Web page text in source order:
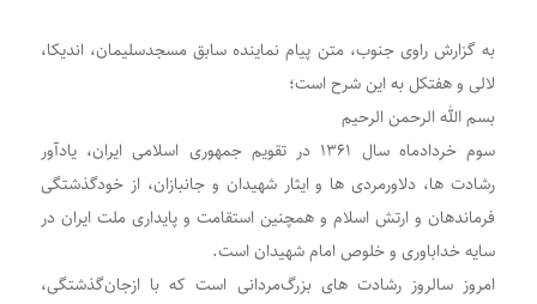
به گزارش راوی جنوب، متن پیام نماینده سابق مسجدسلیمان، اندیکا،
لالی و هفتکل به این شرح است؛
بسم الله الرحمن الرحیم
سوم خردادماه سال ۱۳۶۱ در تقویم جمهوری اسلامی ایران، یادآور
رشادت ها، دلاورمردی ها و ایثار شهیدان و جانبازان، از خودگذشتگی
فرماندهان و ارتش اسلام و همچنین استقامت و پایداری ملت ایران در
سایه خداباوری و خلوص امام شهیدان است.
امروز سالروز رشادت های بزرگ‌مردانی است که با ازجان‌گذشتگی،